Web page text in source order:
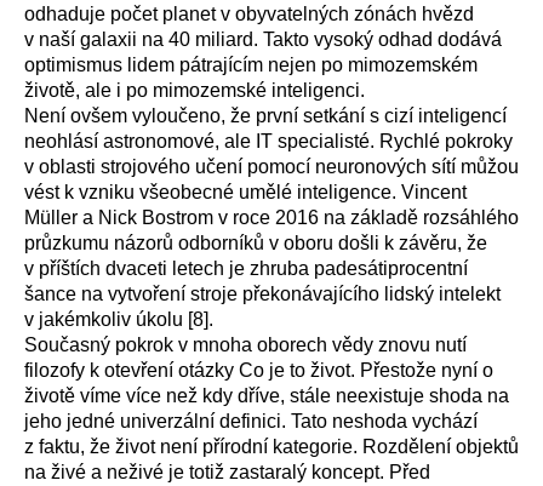
odhaduje počet planet v obyvatelných zónách hvězd
v naší galaxii na 40 miliard. Takto vysoký odhad dodává
optimismus lidem pátrajícím nejen po mimozemském
životě, ale i po mimozemské inteligenci.
Není ovšem vyloučeno, že první setkání s cizí inteligencí
neohlásí astronomové, ale IT specialisté. Rychlé pokroky
v oblasti strojového učení pomocí neuronových sítí můžou
vést k vzniku všeobecné umělé inteligence. Vincent
Müller a Nick Bostrom v roce 2016 na základě rozsáhlého
průzkumu názorů odborníků v oboru došli k závěru, že
v příštích dvaceti letech je zhruba padesátiprocentní
šance na vytvoření stroje překonávajícího lidský intelekt
v jakémkoliv úkolu [8].
Současný pokrok v mnoha oborech vědy znovu nutí
filozofy k otevření otázky Co je to život. Přestože nyní o
životě víme více než kdy dříve, stále neexistuje shoda na
jeho jedné univerzální definici. Tato neshoda vychází
z faktu, že život není přírodní kategorie. Rozdělení objektů
na živé a neživé je totiž zastaralý koncept. Před